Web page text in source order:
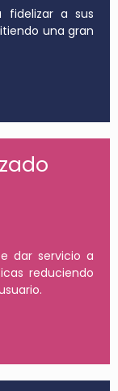
fidelizar a sus
una gran
dar servicio a
reduciendo